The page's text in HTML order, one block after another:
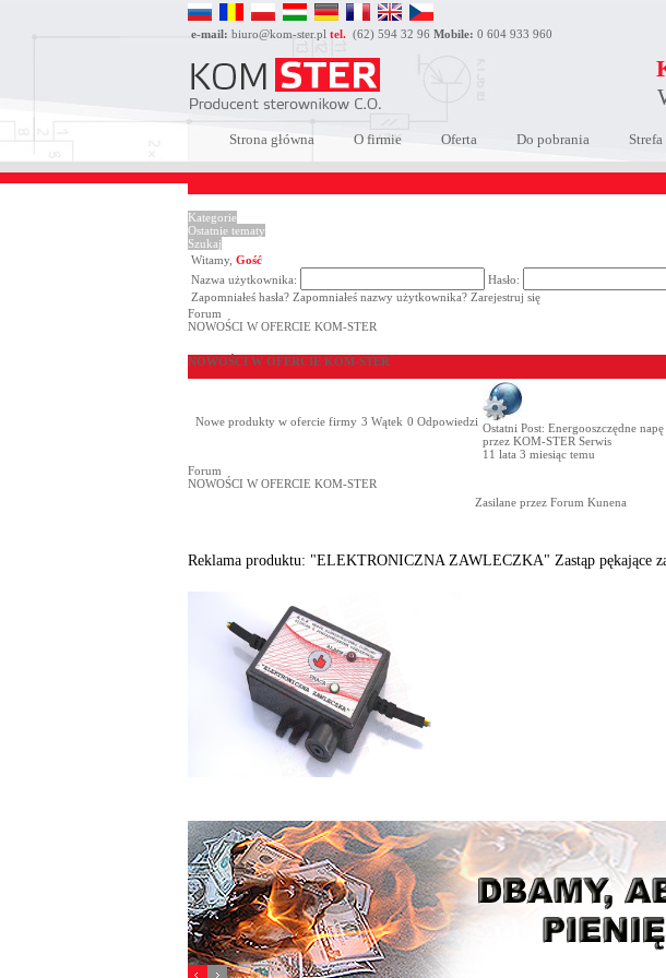
e-mail: biuro@kom-ster.pl tel. (62) 594 32 96 Mobile: 0 604 933 960
Strona główna O firmie Oferta Do pobrania
Kategorie
Ostatnie tematy
Szukaj
Witamy, Gość
Nazwa użytkownika:
Hasło:
Zapomniałeś hasła? Zapomniałeś nazwy użytkownika? Zarejestruj się
Forum
NOWOŚCI W OFERCIE KOM-STER
NOWOŚCI W OFERCIE KOM-STER
Nowe produkty w ofercie firmy 3 Wątek 0 Odpowiedzi Ostatni Post: Energooszczędne napę
przez KOM-STER Serwis
11 lata 3 miesiąc temu
Forum
NOWOŚCI W OFERCIE KOM-STER
Zasilane przez Forum Kunena
Reklama produktu: "ELEKTRONICZNA ZAWLECZKA" Zastąp pękające